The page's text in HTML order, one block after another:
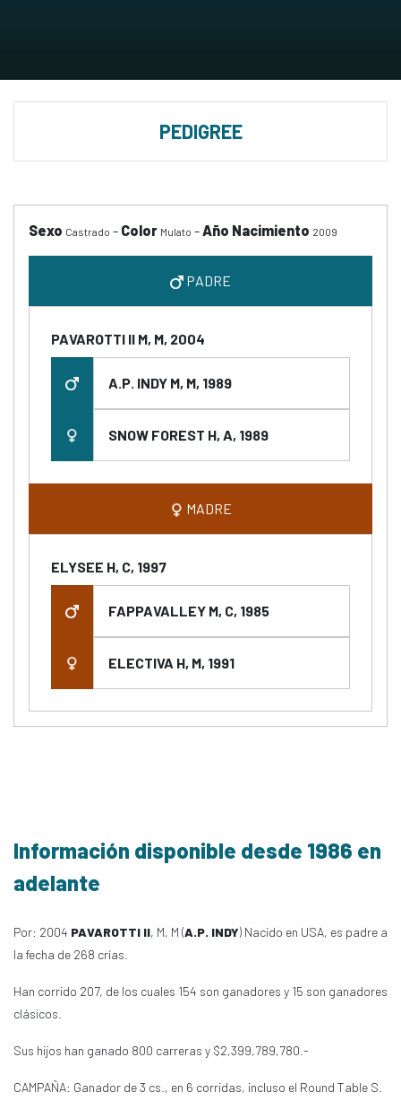
PEDIGREE
Sexo Castrado - Color Mulato -Año Nacimiento 2009
PADRE
PAVAROTTI II M, M, 2004
A.P. INDY M, M, 1989
SNOW FOREST H, A, 1989
MADRE
ELYSEE H, C, 1997
FAPPAVALLEY M, C, 1985
ELECTIVA H, M, 1991
Información disponible desde 1986 en
adelante
Por: 2004 PAVAROTTI II, M, M (A.P. INDY) Nacido en USA, es padre a
la fecha de 268 crías.
Han corrido 207, de los cuales 154 son ganadores y 15 son ganadores
clásicos.
Sus hijos han ganado 800 carreras y $2,399,789,780.-
CAMPAÑA: Ganador de 3 cs., en 6 corridas, incluso el Round Table S.